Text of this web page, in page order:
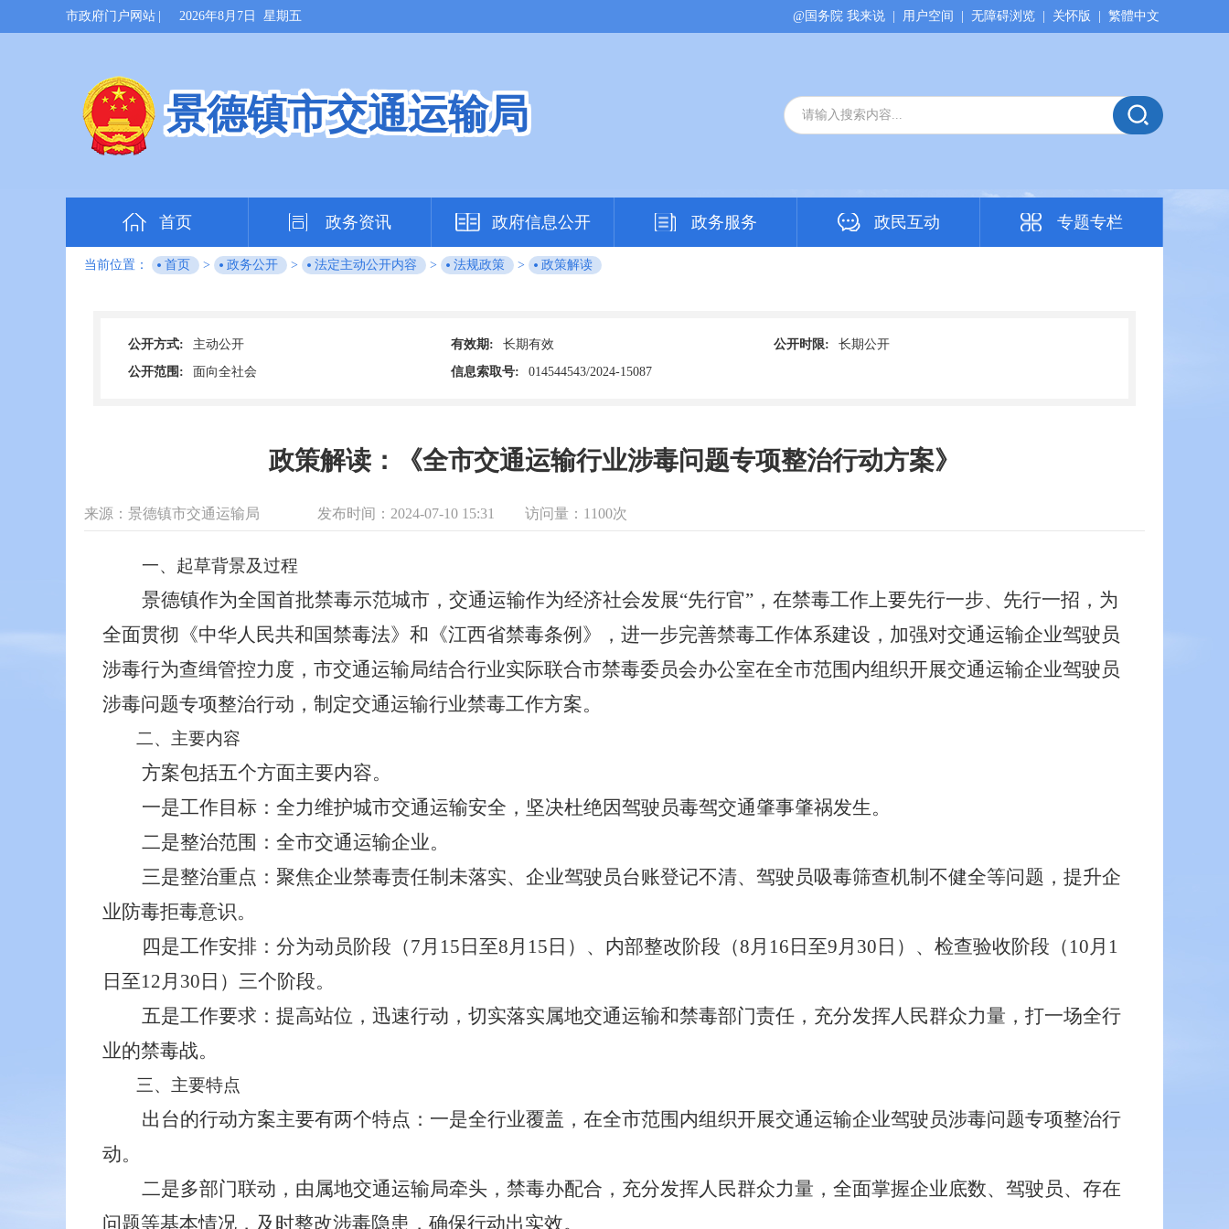
市政府门户网站 2026年8月7日 星期五 繁體中文
关怀版
无障碍浏览
用户空间
@国务院 我来说
景德镇市交通运输局
首页 政务资讯 政府信息公开 政务服务 政民互动 专题专栏
当前位置： 首页 > 政务公开 > 法定主动公开内容 > 法规政策 > 政策解读
公开方式: 主动公开 有效期: 长期有效 公开时限:
长期公开
公开范围:
面向全社会 信息索取号: 014544543/2024-15087
政策解读：《全市交通运输行业涉毒问题专项整治行动方案》
来源：景德镇市交通运输局 发布时间：2024-07-10 15:31 访问量： 1100次
一、起草背景及过程
景德镇作为全国首批禁毒示范城市 ，交通运输作为经济社会发展“先行官”，在禁毒工作上要先行一步、先行一招， 为
全面贯彻《中华人民共和国禁毒法》和《江西省禁毒条例》，进一步完善禁毒工作体系建设，加强对交通运输企业驾驶员
涉毒行为查缉管控力度， 市交通运输局结合行业实际联合市禁毒委员会办公室在全市范围内组织开展交通运输企业驾驶员
涉毒问题专项整治行动 ， 制定交通运输行业禁毒工作方案。
二、 主要内容
方案包括五个方面主要内容。
一是工作目标：全力维护城市交通运输安全，坚决杜绝因驾驶员毒驾交通肇事肇祸发生。
二是整治范围： 全市交通运输企业。
三是整治重点： 聚焦企业禁毒责任制未落实、企业驾驶员台账登记不清、驾驶员吸毒筛查机制不健全等问题，提升企
业防毒拒毒意识。
四是工作安排：分为动员阶段（7月15日至8月15日）、内部整改阶段（8月16日至9月30日）、检查验收阶段（10月1
日至12月30日）三个阶段。
五是工作要求：提高站位，迅速行动， 切实落实属地交通运输和禁毒部门责任，充分发挥人民群众力量，打一场全行
业的禁毒战。
三、 主要特点
出台的行动方案主要有两个特点：一是全行业覆盖， 在全市范围内组织开展交通运输企业驾驶员涉毒问题专项整治行
动。
二是多部门联动， 由属地交通运输局牵头，禁毒办配合， 充分发挥人民群众力量，全面掌握企业底数、驾驶员、存在
问题等基本情况，及时整改涉毒隐患，确保行动出实效。